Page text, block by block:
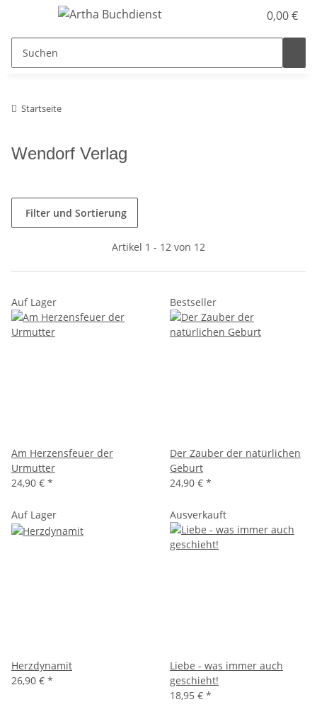
0,00 €
Startseite
Wendorf Verlag
Filter und Sortierung
Artikel 1 - 12 von 12
Auf Lager
Am Herzensfeuer der
Urmutter
24,90 € *
Bestseller
Der Zauber der natürlichen
Geburt
24,90 € *
Auf Lager
Herzdynamit
26,90 € *
Ausverkauft
Liebe - was immer auch
geschieht!
18,95 € *